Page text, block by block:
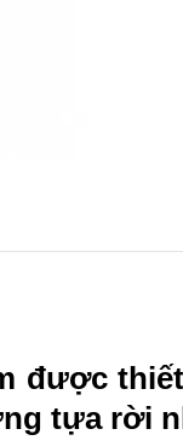
được
tựa rời